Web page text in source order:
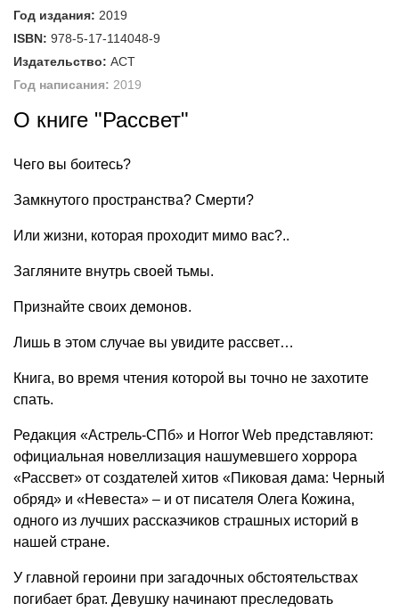
Год издания: 2019
ISBN: 978-5-17-114048-9
Издательство: АСТ
Год написания: 2019
О книге "Рассвет"
Чего вы боитесь?
Замкнутого пространства? Смерти?
Или жизни, которая проходит мимо вас?..
Загляните внутрь своей тьмы.
Признайте своих демонов.
Лишь в этом случае вы увидите рассвет…
Книга, во время чтения которой вы точно не захотите
спать.
Редакция «Астрель-СПб» и Horror Web представляют:
официальная новеллизация нашумевшего хоррора
«Рассвет» от создателей хитов «Пиковая дама: Черный
обряд» и «Невеста» – и от писателя Олега Кожина,
одного из лучших рассказчиков страшных историй в
нашей стране.
У главной героини при загадочных обстоятельствах
погибает брат. Девушку начинают преследовать